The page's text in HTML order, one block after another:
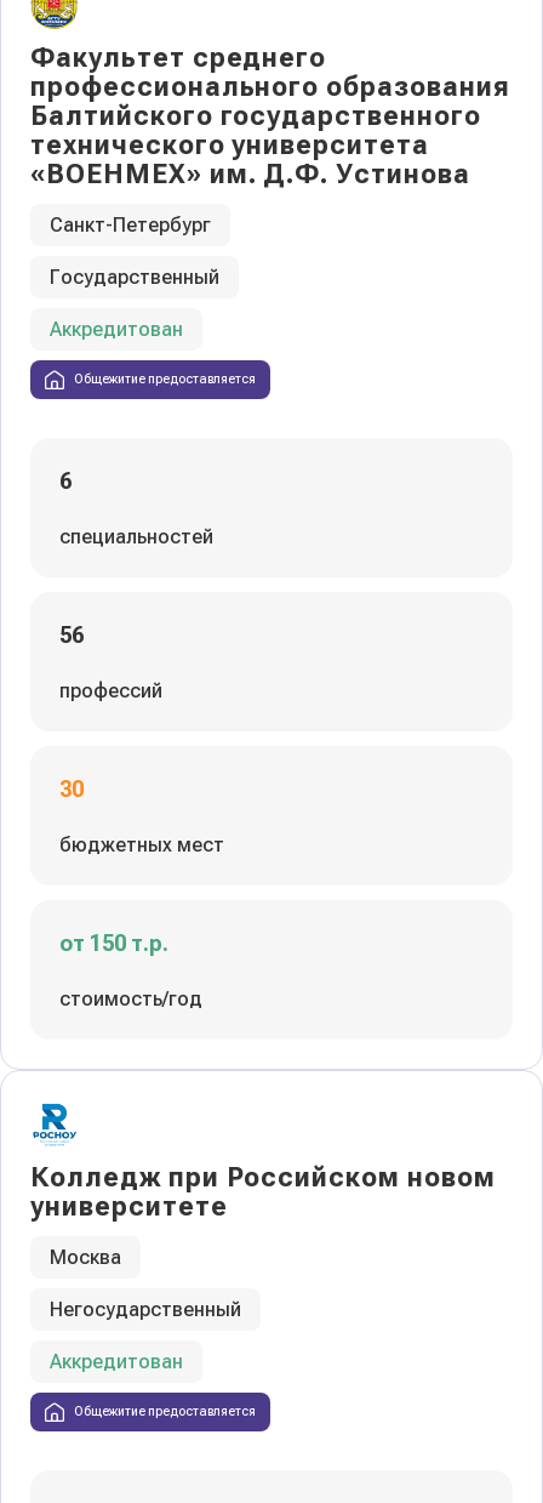
Факультет среднего
профессионального образования
Балтийского государственного
технического университета
«ВОЕНМЕХ» им. Д.Ф. Устинова
Санкт-Петербург
Государственный
Аккредитован
Общежитие предоставляется
6
специальностей
56
профессий
30
бюджетных мест
от 150 т.р.
стоимость/год
Колледж при Российском новом
университете
Москва
Негосударственный
Аккредитован
Общежитие предоставляется